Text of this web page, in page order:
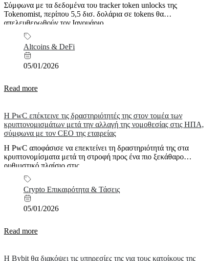
Σύμφωνα με τα δεδομένα του tracker token unlocks της
Tokenomist, περίπου 5,5 δισ. δολάρια σε tokens θα
απελευθερωθούν τον Ιανουάριο....
Altcoins & DeFi
05/01/2026
Read more
Η PwC επέκτεινε τις δραστηριότητές της στον τομέα των
κρυπτονομισμάτων μετά την αλλαγή της νομοθεσίας στις ΗΠΑ,
σύμφωνα με τον CEO της εταιρείας
Η PwC αποφάσισε να επεκτείνει τη δραστηριότητά της στα
κρυπτονομίσματα μετά τη στροφή προς ένα πιο ξεκάθαρο
ρυθμιστικό πλαίσιο στις...
Crypto Επικαιρότητα & Τάσεις
05/01/2026
Read more
Η Bybit θα διακόψει τις υπηρεσίες της για τους κατοίκους της